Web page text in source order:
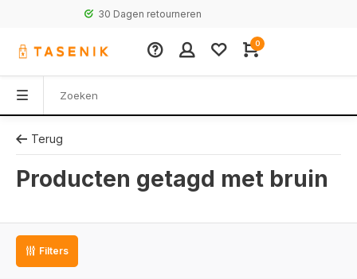
30 Dagen retourneren
0
Terug
Producten getagd met bruin
Filters